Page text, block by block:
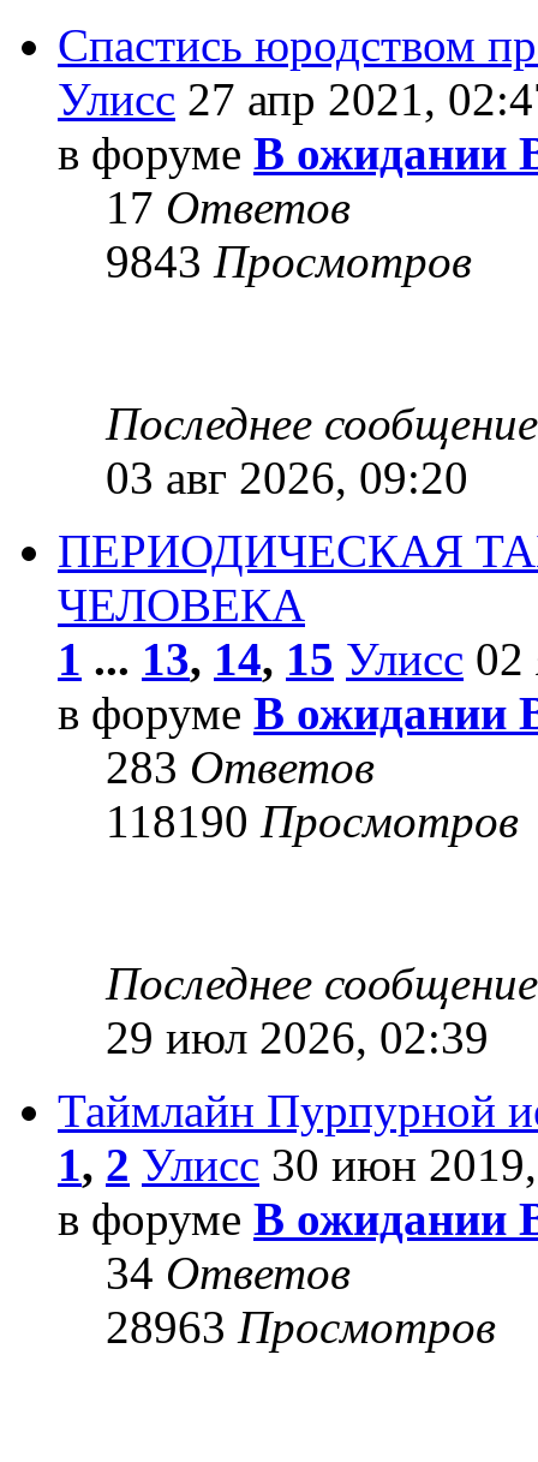
Спастись юродством
Улисс 27 апр 2021,
в форуме В ожидании
17 Ответов
9843 Просмотров
Последнее
03 авг 2026, 09:20
ПЕРИОДИЧЕСКАЯ
ЧЕЛОВЕКА
1 ... 13, 14, 15 Улисс 02
в форуме В ожидании
283 Ответов
118190 Просмотров
Последнее
29 июл 2026, 02:39
Таймлайн Пурпурной
1, 2 Улисс 30 июн
в форуме В ожидании
34 Ответов
28963 Просмотров